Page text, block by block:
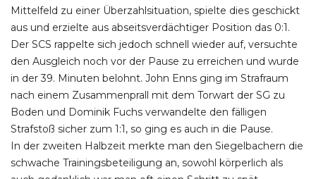
Mittelfeld zu einer Überzahlsituation, spielte dies geschickt
aus und erzielte aus abseitsverdächtiger Position das 0:1.
Der SCS rappelte sich jedoch schnell wieder auf, versuchte
den Ausgleich noch vor der Pause zu erreichen und wurde
in der 39. Minuten belohnt. John Enns ging im Strafraum
nach einem Zusammenprall mit dem Torwart der SG zu
Boden und Dominik Fuchs verwandelte den fälligen
Strafstoß sicher zum 1:1, so ging es auch in die Pause.
In der zweiten Halbzeit merkte man den Siegelbachern die
schwache Trainingsbeteiligung an, sowohl körperlich als